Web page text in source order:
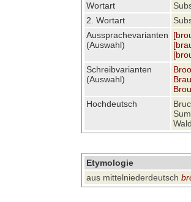
Wortart
2. Wortart
Aussprachevarianten
(Auswahl)
Schreibvarianten
(Auswahl)
Hochdeutsch
Wald
Etymologie
aus mittelniederdeutsch